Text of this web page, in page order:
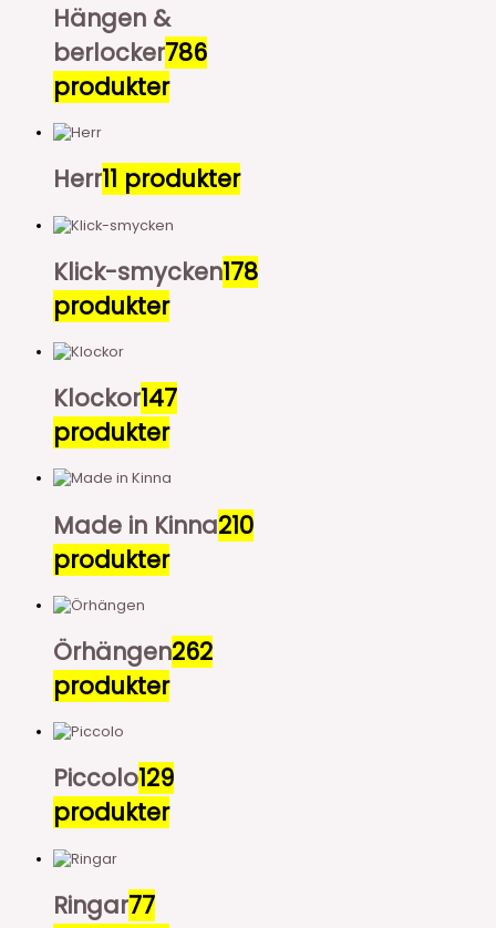
Hängen &
berlocker786
produkter
Herr11 produkter
Klick-smycken178
produkter
Klockor147
produkter
Made in Kinna210
produkter
Örhängen262
produkter
Piccolo129
produkter
Ringar77